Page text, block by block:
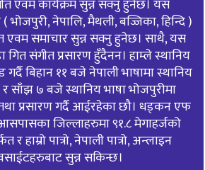
एवम कार्यक्रम सुन्न सक्नु हुनेछ। यस
( भोजपुरी, नेपालि, मैथली, बज्जिका, हिन्दि )
एवम समाचार सुन्न सक्नु हुनेछ। साथै, यस
गित संगीत प्रसारण हुँदैनन। हाम्ले स्थानिय
बिहान ११ बजे नेपाली भाषामा स्थानिय
साँझ ७ बजे स्थानिय भाषा भोजपुरीमा
प्रसारण गर्दै आईरहेका छौ। धड्कन एफ
जिल्लाहरुमा ९१.८ मेगाहर्जको
र हाम्रो पात्रो, नेपाली पात्रो, अन्लाइन
सुन्न सकिन्छ।